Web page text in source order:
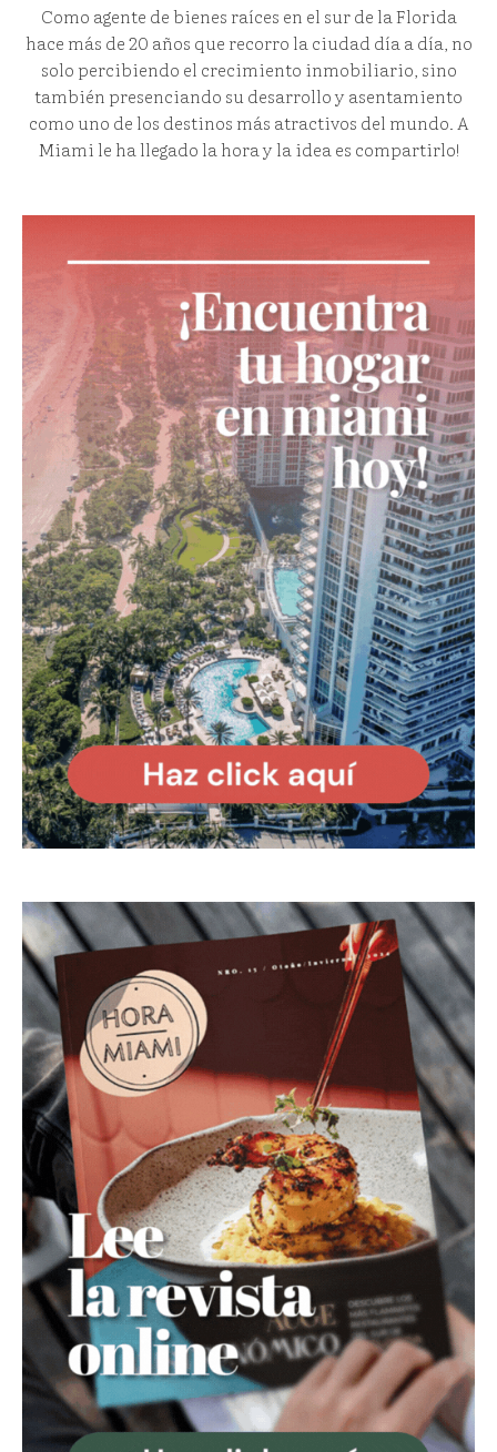
Como agente de bienes raíces en el sur de la Florida
hace más de 20 años que recorro la ciudad día a día, no
solo percibiendo el crecimiento inmobiliario, sino
también presenciando su desarrollo y asentamiento
como uno de los destinos más atractivos del mundo. A
Miami le ha llegado la hora y la idea es compartirlo!